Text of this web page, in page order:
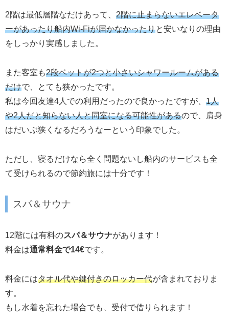
2階は最低層階なだけあって、 2階に止まらないエレベータ
ーがあったり船内Wi-Fiが届かなかったりと安いなりの理由
をしっかり実感しました。
また客室も2段ベットが2つと小さいシャワールームがある
だけで、とても狭かったです。
私は今回友達4人での利用だったので良かったですが、 1人
や2人だと知らない人と同室になる可能性があるので、肩身
はだいぶ狭くなるだろうなーという印象でした。
ただし、寝るだけなら全く問題ないし船内のサービスも全
て受けられるので節約旅には十分です！
スパ＆サウナ
12階には有料のスパ＆サウナがあります！
料金は通常料金で14€です。
料金にはタオル代や鍵付きのロッカー代が含まれておりま
す。
もし水着を忘れた場合でも、受付で借りられます！